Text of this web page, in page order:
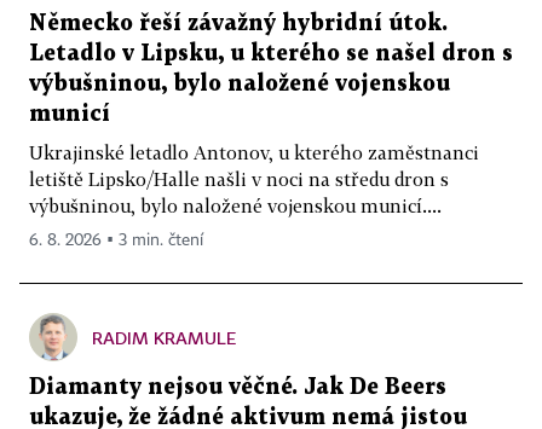
Německo řeší závažný hybridní útok.
Letadlo v Lipsku, u kterého se našel dron s
výbušninou, bylo naložené vojenskou
municí
Ukrajinské letadlo Antonov, u kterého zaměstnanci
letiště Lipsko/Halle našli v noci na středu dron s
výbušninou, bylo naložené vojenskou municí....
6. 8. 2026 ▪ 3 min. čtení
RADIM KRAMULE
Diamanty nejsou věčné. Jak De Beers
ukazuje, že žádné aktivum nemá jistou